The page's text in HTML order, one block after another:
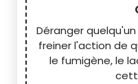
Déranger
freiner l'action de
le fumigène, le